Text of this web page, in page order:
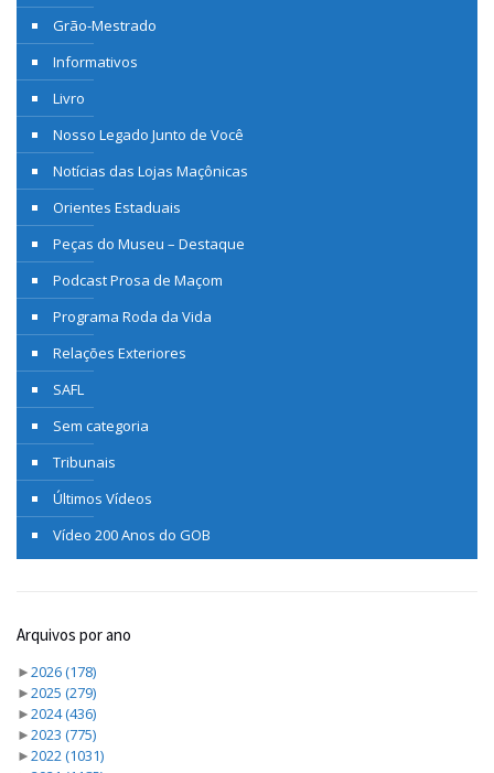
Grão-Mestrado
Informativos
Livro
Nosso Legado Junto de Você
Notícias das Lojas Maçônicas
Orientes Estaduais
Peças do Museu – Destaque
Podcast Prosa de Maçom
Programa Roda da Vida
Relações Exteriores
SAFL
Sem categoria
Tribunais
Últimos Vídeos
Vídeo 200 Anos do GOB
Arquivos por ano
►2026(178)
►2025 (279)
►2024(436)
►2023 (775)
►2022(1031)